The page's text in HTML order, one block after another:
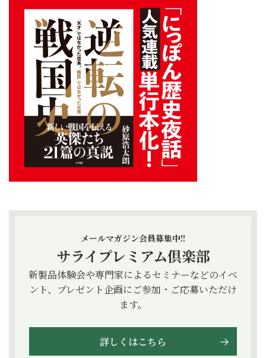
メールマガジン会員募集中!!
サライプレミアム倶楽部
新製品体験会や専門家によるセミナーなどのイベ
ント、プレゼント企画にご参加・ご応募いただけ
ます。
詳しくはこちら